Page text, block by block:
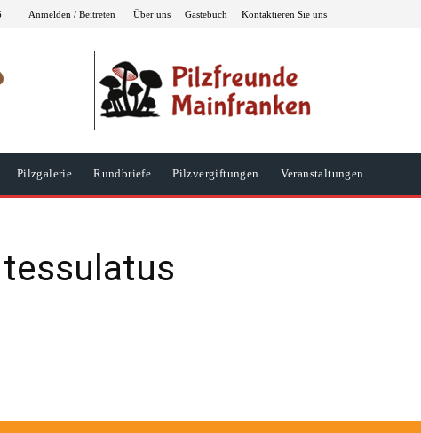
Anmelden / Beitreten Über uns Gästebuch Kontaktieren Sie uns
Pilzgalerie Rundbriefe Pilzvergiftungen Veranstaltungen